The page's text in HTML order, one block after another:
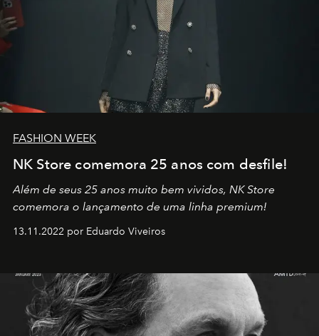
FASHION WEEK
NK Store comemora 25 anos com desfile!
Além de seus 25 anos muito bem vividos, NK Store
comemora o lançamento de uma linha premium!
13.11.2022 por Eduardo Viveiros